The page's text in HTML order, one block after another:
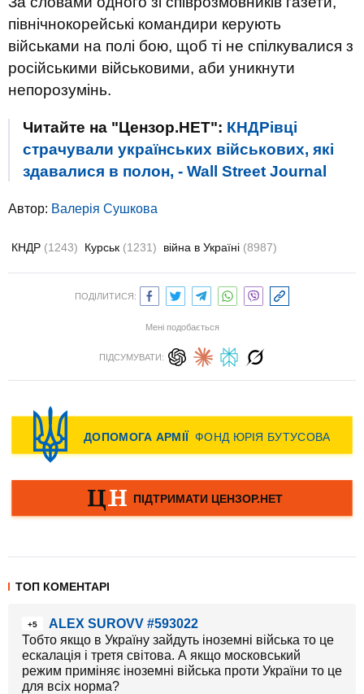
північнокорейські командири керують
військами на полі бою, щоб ті не спілкувалися з
російськими військовими, аби уникнути
непорозумінь.
Читайте на "Цензор.НЕТ": КНДРівці
страчували українських військових, які
здавалися в полон, - Wall Street Journal
Автор: Валерiя Сушкова
КНДР (1243) Курськ (1231) війна в Україні (8987)
ПОДІЛИТИСЯ:
Мені подобається
ПІДСУМУВАТИ:
ТОП КОМЕНТАРІ
+5
ALEX SUROVV #593022
Тобто якщо в Україну зайдуть іноземні війська то це
ескалація і третя світова. А якщо московський
режим приміняє іноземні війська проти України то це
для всіх норма?